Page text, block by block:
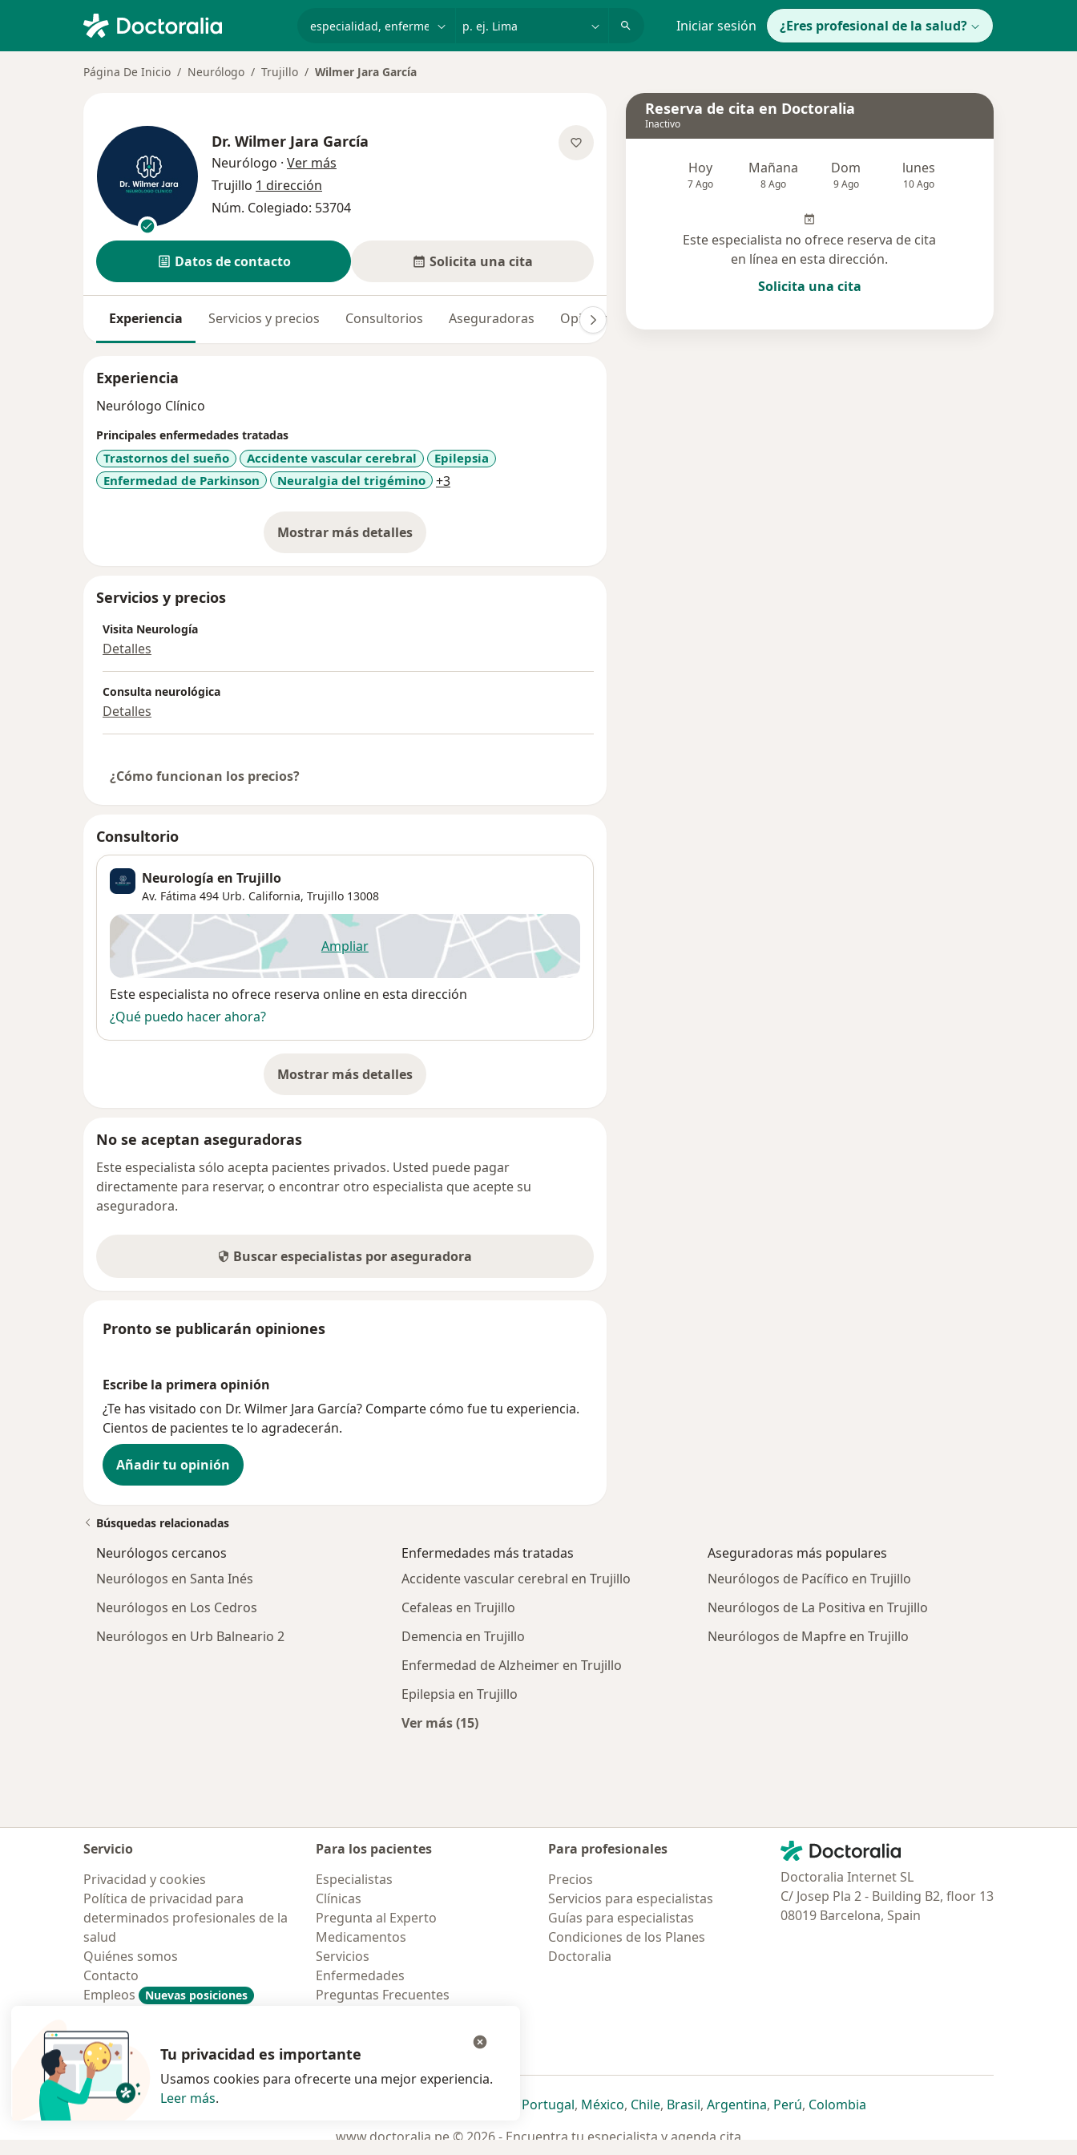
Iniciar sesión ¿Eres profesional de la salud?
Página De Inicio Neurólogo Trujillo Wilmer Jara García
Dr. Wilmer Jara García
Neurólogo · Ver más
Trujillo 1 dirección
Núm. Colegiado: 53704
Datos de contacto Solicita una cita
Experiencia Servicios y precios Consultorios Aseguradoras Opiniones
Experiencia
Neurólogo Clínico
Principales enfermedades tratadas
Trastornos del sueño Accidente vascular cerebral
Epilepsia
Enfermedad de Parkinson
Neuralgia del trigémino +3a11y_sr_more_diseases
Mostrar más detalles
sobre la experiencia
Servicios y precios
Visita Neurología
Detalles
Consulta neurológica
Detalles
¿Cómo funcionan los precios?
Consultorio
Neurología en Trujillo
Av. Fátima 494 Urb. California, Trujillo 13008
Ampliarse abre en una nueva pestaña
Disponibilidad
Este especialista no ofrece reserva online en esta dirección
¿Qué puedo hacer ahora?
Mostrar más detalles
sobre la dirección
No se aceptan aseguradoras
Este especialista sólo acepta pacientes privados. Usted puede pagar
directamente para reservar, o encontrar otro especialista que acepte su
aseguradora.
Buscar especialistas por aseguradora
Pronto se publicarán opiniones
Escribe la primera opinión
¿Te has visitado con Dr. Wilmer Jara García? Comparte cómo fue tu experiencia.
Cientos de pacientes te lo agradecerán.
Añadir tu opinión
Reserva de cita en Doctoralia
Inactivo
Hoy
7 Ago
Mañana
8 Ago
Dom
9 Ago
lunes
10 Ago
Este especialista no ofrece reserva de cita
en línea en esta dirección.
Solicita una cita
Búsquedas relacionadas
Neurólogos cercanos
Neurólogos en Santa Inés
Neurólogos en Los Cedros
Neurólogos en Urb Balneario 2
Enfermedades más tratadas
Accidente vascular cerebral en Trujillo
Cefaleas en Trujillo
Demencia en Trujillo
Enfermedad de Alzheimer en Trujillo
Epilepsia en Trujillo
Ver más (15)
Aseguradoras más populares
Neurólogos de Pacífico en Trujillo
Neurólogos de La Positiva en Trujillo
Neurólogos de Mapfre en Trujillo
Servicio
Privacidad y cookies
Política de privacidad para
determinados profesionales de la
salud
Quiénes somos
Contacto
Empleos
Nuevas posiciones
Contratación
Para los pacientes
Especialistas
Clínicas
Pregunta al Experto
Medicamentos
Servicios
Enfermedades
Preguntas Frecuentes
Para profesionales
Precios
Servicios para especialistas
Guías para especialistas
Condiciones de los Planes
Doctoralia
Contacto
Doctoralia - Página de inicio
Doctoralia Internet SL
C/ Josep Pla 2 - Building B2, floor 13
08019 Barcelona, Spain
Polska se abre en una nueva pestaña
se abre en una nueva pestaña
se abre en una nueva pestaña
se abre en una nueva pestaña
Portugalse abre en una nueva pestaña
, Méxicose abre en una nueva pestaña
, Chilese abre en una nueva pestaña
, Brasilse abre en una nueva pestaña
, Argentinase abre en una nueva pestaña
, Perúse abre en una nueva pestaña
, Colombiase abre en una nueva pestaña
www.doctoralia.pe © 2026 - Encuentra tu especialista y agenda cita
Tu privacidad es importante
Usamos cookies para ofrecerte una mejor experiencia.
Leer más.